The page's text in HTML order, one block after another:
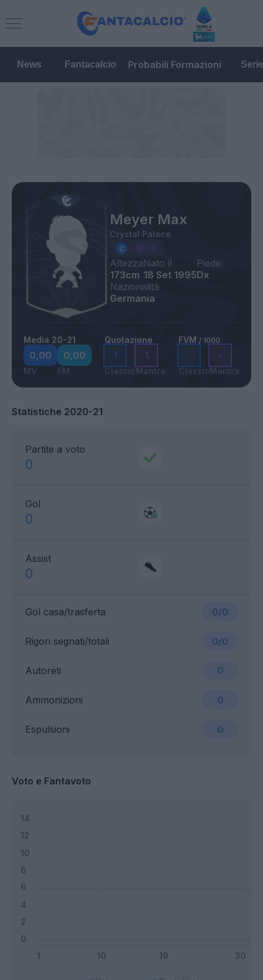
News Fantacalcio Probabili Formazioni
Meyer Max
Crystal Palace
Altezza
173cm
Nato il
18 Set 1995
Piede
Dx
Nazionalità
Germania
Media 20-21
0,00
MV
0,00
FM
Quotazione
1
Classic
1
Mantra
FVM / 1000
-
Classic
-
Mantra
Statistiche 2020-21
Partite a voto
0
Gol
0
Assist
0
Gol casa/trasferta 0/0
Ammonizioni 0
Rigori segnati/totali 0/0
Espulsioni 0
Autoreti 0
Voto e Fantavoto